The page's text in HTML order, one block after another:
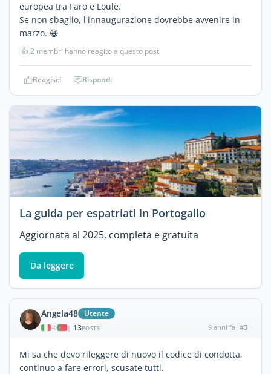
europea tra Faro e Loulè.
Se non sbaglio, l'innaugurazione dovrebbe avvenire in
marzo. 😀
👍2 membri hanno reagito a questo post
Reagisci Rispondi
La guida per espatriati in Portogallo
Aggiornata al 2025, completa e gratuita
Da leggere
Angela48 Utente
| 13POSTS 9 anni fa #3
Mi sa che devo rileggere di nuovo il codice di condotta,
continuo a fare errori, scusate tutti.